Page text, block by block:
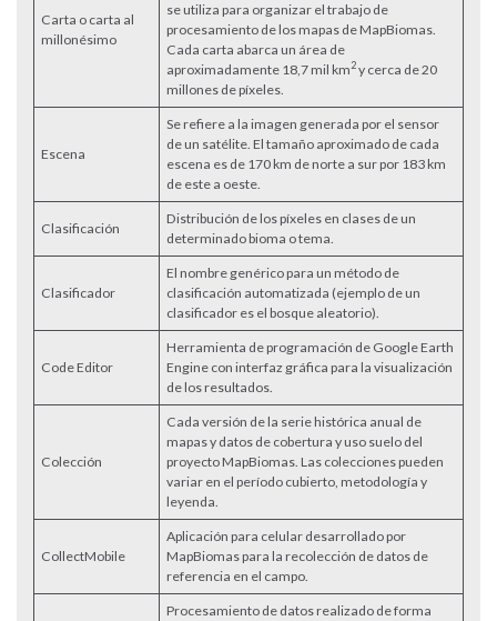
Carta o carta al
millonésimo
se utiliza para organizar el trabajo de
procesamiento de los mapas de MapBiomas.
Cada carta abarca un área de
aproximadamente 18,7 mil km2y cerca de 20
millones de píxeles.
Escena
Se refiere a la imagen generada por el sensor
de un satélite. El tamaño aproximado de cada
escena es de 170 km de norte a sur por 183 km
de este a oeste.
Clasificación
Distribución de los píxeles en clases de un
determinado bioma o tema.
Clasificador
El nombre genérico para un método de
clasificación automatizada (ejemplo de un
clasificador es el bosque aleatorio).
Code Editor
Herramienta de programación de Google Earth
Engine con interfaz gráfica para la visualización
de los resultados.
Colección
Cada versión de la serie histórica anual de
mapas y datos de cobertura y uso suelo del
proyecto MapBiomas. Las colecciones pueden
variar en el período cubierto, metodología y
leyenda.
CollectMobile
Aplicación para celular desarrollado por
MapBiomas para la recolección de datos de
referencia en el campo.
Procesamiento de datos realizado de forma